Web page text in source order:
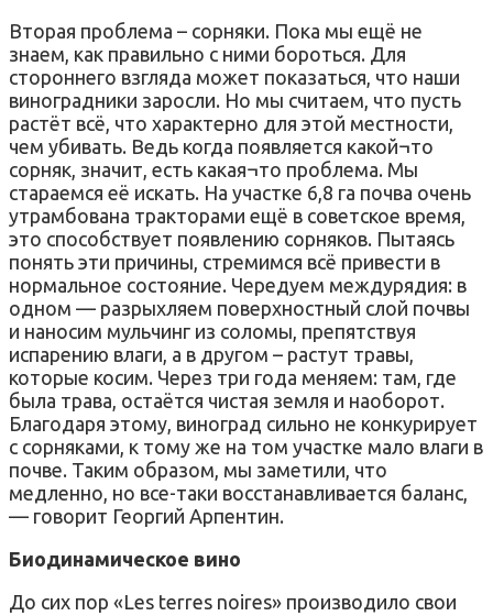
Вторая проблема – сорняки. Пока мы ещё не
знаем, как правильно с ними бороться. Для
стороннего взгляда может показаться, что наши
виноградники заросли. Но мы считаем, что пусть
растёт всё, что характерно для этой местности,
чем убивать. Ведь когда появляется какой¬то
сорняк, значит, есть какая¬то проблема. Мы
стараемся её искать. На участке 6,8 га почва очень
утрамбована тракторами ещё в советское время,
это способствует появлению сорняков. Пытаясь
понять эти причины, стремимся всё привести в
нормальное состояние. Чередуем междурядия: в
одном — разрыхляем поверхностный слой почвы
и наносим мульчинг из соломы, препятствуя
испарению влаги, а в другом – растут травы,
которые косим. Через три года меняем: там, где
была трава, остаётся чистая земля и наоборот.
Благодаря этому, виноград сильно не конкурирует
с сорняками, к тому же на том участке мало влаги в
почве. Таким образом, мы заметили, что
медленно, но все-таки восстанавливается баланс,
— говорит Георгий Арпентин.
Биодинамическое вино
До сих пор «Les terres noires» производило свои